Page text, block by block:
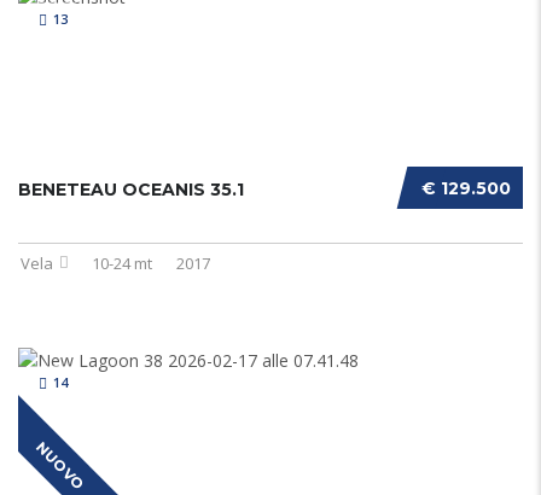
13
€ 129.500
BENETEAU OCEANIS 35.1
Vela 10-24 mt 2017
NUOVO
14